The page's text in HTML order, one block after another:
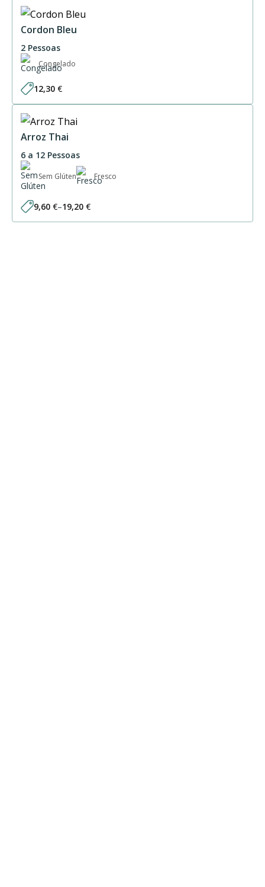
Cordon Bleu
2 Pessoas
Congelado
12,30 €
Arroz Thai
6 a 12 Pessoas
Sem Glúten Fresco
9,60 €–19,20 €
Price
range: